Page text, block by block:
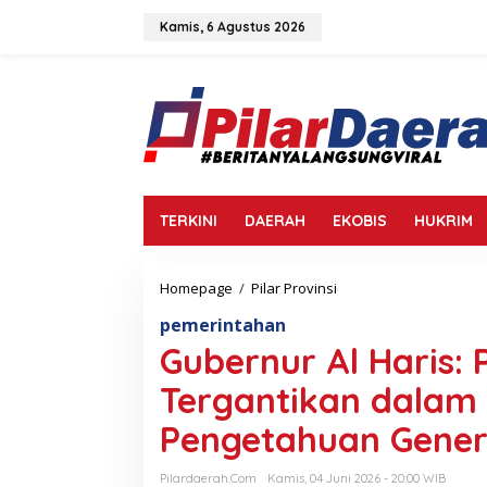
Kamis, 6 Agustus 2026
TERKINI DAERAH EKOBIS HUKRIM
Homepage / Pilar Provinsi
e
r
A
pemerintahan
Gubernur Al Haris:
Tergantikan
Pengetahuan
Pilardaerah.com
Kamis, 04 Juni 2026 - 20:00 WIB